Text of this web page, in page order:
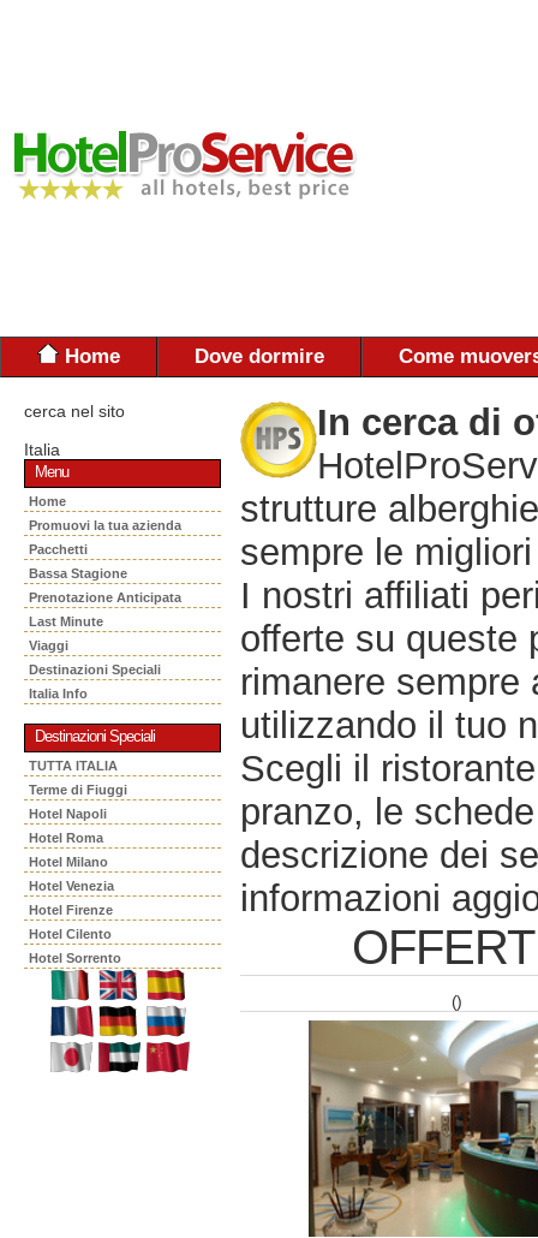
Home Dove dormire Come
cerca nel sito
Italia
Menu
Home
Promuovi la tua azienda
Pacchetti
Bassa Stagione
Prenotazione Anticipata
Last Minute
Viaggi
Destinazioni Speciali
Italia Info
Destinazioni Speciali
TUTTA ITALIA
Terme di Fiuggi
Hotel Napoli
Hotel Roma
Hotel Milano
Hotel Venezia
Hotel Firenze
Hotel Cilento
Hotel Sorrento
In cerca di
strutture
sempre le
I nostri affiliati
offerte su queste
rimanere sempre
utilizzando il tuo
Scegli il
pranzo, le
descrizione dei
informazioni
()